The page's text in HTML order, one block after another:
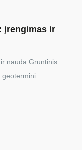
įrengimas ir
nauda Gruntinis